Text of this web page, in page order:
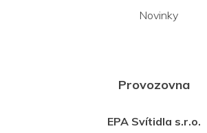
Novinky
Provozovna
EPA Svítidla s.r.o.